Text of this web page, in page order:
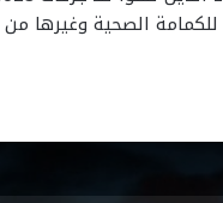
للكمامة الصحية وغيرها